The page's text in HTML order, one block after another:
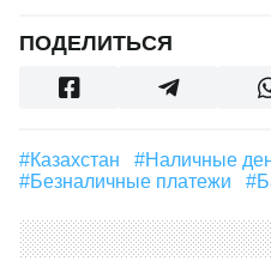
ПОДЕЛИТЬСЯ
#Казахстан
#наличные
#безналичные платежи